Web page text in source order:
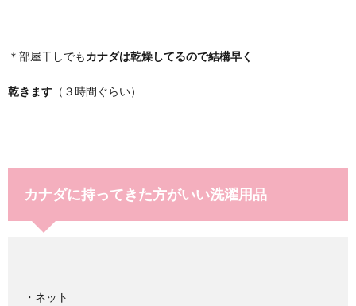
＊部屋干しでもカナダは乾燥してるので結構早く
乾きます （３時間ぐらい）
カナダに持ってきた方がいい洗濯用品
・ネット